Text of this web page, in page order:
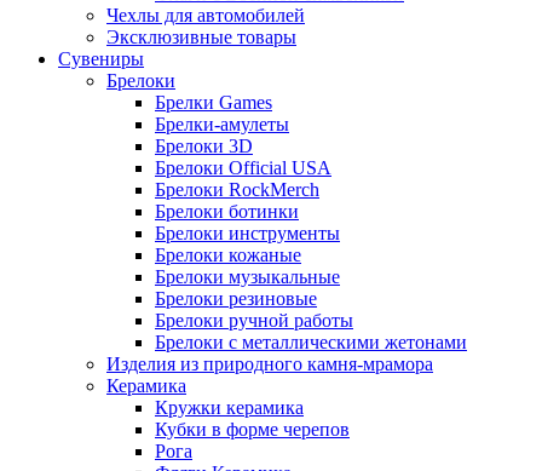
Чехлы для автомобилей
Эксклюзивные товары
Сувениры
Брелоки
Брелки Games
Брелки-амулеты
Брелоки 3D
Брелоки Official USA
Брелоки RockMerch
Брелоки ботинки
Брелоки инструменты
Брелоки кожаные
Брелоки музыкальные
Брелоки резиновые
Брелоки ручной работы
Брелоки с металлическими жетонами
Изделия из природного камня-мрамора
Керамика
Кружки керамика
Кубки в форме черепов
Рога